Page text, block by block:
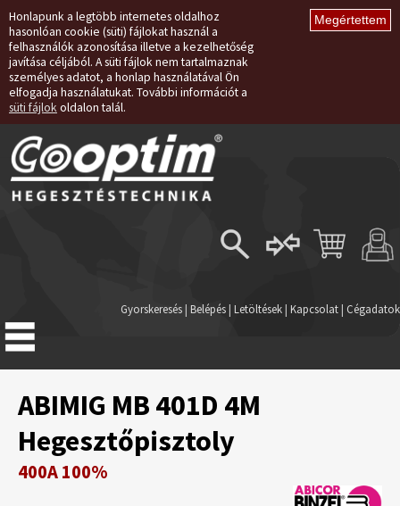
Honlapunk a legtöbb internetes oldalhoz
hasonlóan cookie (süti) fájlokat használ a
felhasználók azonosítása illetve a kezelhetőség
javítása céljából. A süti fájlok nem tartalmaznak
személyes adatot, a honlap használatával Ön
elfogadja használatukat. További információt a
süti fájlok oldalon talál.
Regisztráció
Gyorskeresés| Belépés | Letöltések | Kapcsolat | Cégadatok
ABIMIG MB 401D 4M
Hegesztőpisztoly
400A 100%